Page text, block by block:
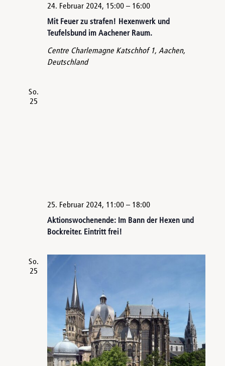
Mit Feuer zu strafen! Hexenwerk und
Teufelsbund im Aachener Raum.
24. Februar 2024, 15:00– 16:00
Centre Charlemagne Katschhof 1, Aachen,
Deutschland
So.
25
Aktionswochenende: Im Bann der Hexen und
Bockreiter. Eintritt frei!
25. Februar 2024, 11:00– 18:00
So.
25